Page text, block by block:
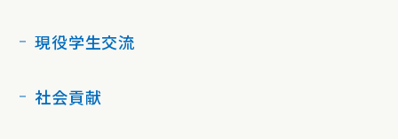
現役学生交流
社会貢献